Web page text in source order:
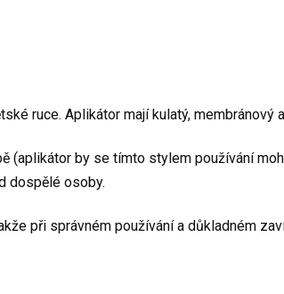
ruce. Aplikátor mají kulatý, membránový
(aplikátor by se tímto stylem používání
dospělé osoby.
při správném používání a důkladném